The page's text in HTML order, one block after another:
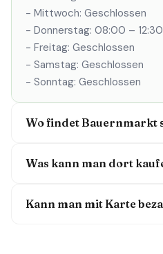
- Mittwoch: Geschlossen
- Donnerstag: 08:00 – 12:30
- Freitag: Geschlossen
- Samstag: Geschlossen
- Sonntag: Geschlossen
Wo findet Bauernmarkt
Was kann man dort
Kann man mit Karte